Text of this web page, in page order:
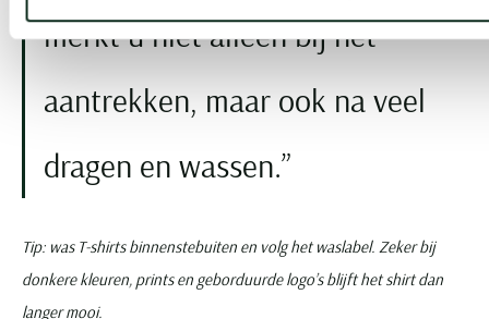
merkt u niet alleen bij het
aantrekken, maar ook na veel
dragen en wassen.
Tip: was T-shirts binnenstebuiten en volg het waslabel. Zeker bij
donkere kleuren, prints en geborduurde logo’s blijft het shirt dan
langer mooi.